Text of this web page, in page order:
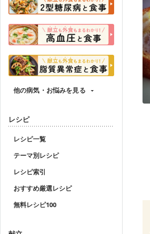
他の病気・お悩みを見る
レシピ
レシピ一覧
テーマ別レシピ
レシピ索引
おすすめ厳選レシピ
無料レシピ100